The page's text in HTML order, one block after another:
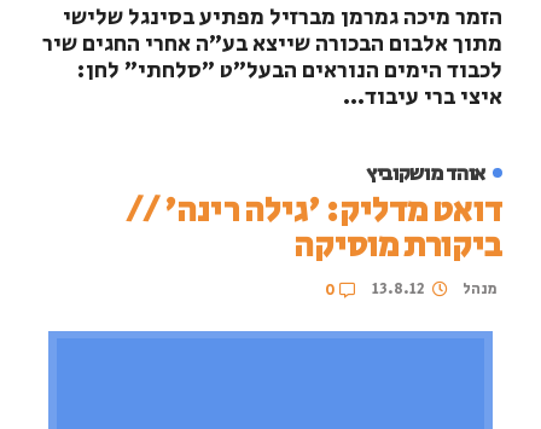
הזמר מיכה גמרמן מברזיל מפתיע בסינגל שלישי
מתוך אלבום הבכורה שייצא בע"ה אחרי החגים שיר
לכבוד הימים הנוראים הבעל"ט "סלחתי" לחן:
איצי ברי עיבוד...
אוהד מושקוביץ
דואט מדליק: 'גילה רינה' //
ביקורת מוסיקה
מנהל 13.8.12
0